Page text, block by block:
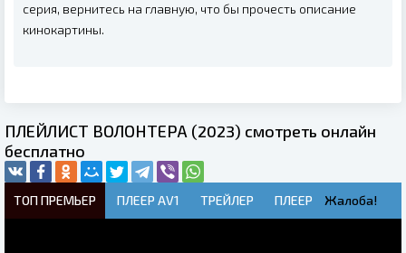
серия, вернитесь на главную, что бы прочесть описание
кинокартины.
ПЛЕЙЛИСТ ВОЛОНТЕРА (2023) смотреть онлайн
бесплатно
ТОП ПРЕМЬЕР ПЛЕЕР AV1 ТРЕЙЛЕР ПЛЕЕР Жалоба!